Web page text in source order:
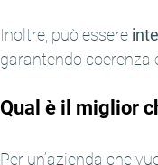
Inoltre, può essere
garantendo coerenza
Qual è il miglior
Per un’azienda che